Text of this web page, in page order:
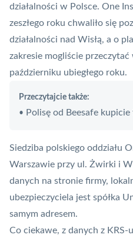
działalności w Polsce. One
zeszłego roku chwaliło się
działalności nad Wisłą, a o
zakresie mogliście
październiku ubiegłego roku.
Przeczytajcie także:
• Polisę od Beesafe kupicie
Siedziba polskiego oddziału
Warszawie przy ul. Żwirki i
danych na stronie firmy,
ubezpieczyciela jest spółka
samym adresem.
Co ciekawe, z danych z KRS-